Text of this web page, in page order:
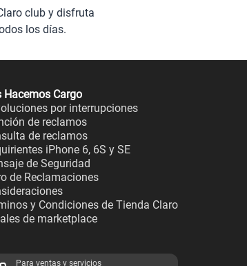
club y disfruta
los días.
Hacemos Cargo
por interrupciones
de reclamos
de reclamos
iPhone 6, 6S y SE
de Seguridad
de Reclamaciones
y Condiciones de Tienda Claro
de marketplace
Para ventas y servicios